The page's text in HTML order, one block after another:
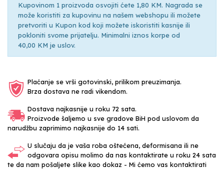
Kupovinom 1 proizvoda osvojiti ćete 1,80 KM. Nagrada se
može koristiti za kupovinu na našem webshopu ili možete
pretvoriti u Kupon kod koji možete iskoristiti kasnije ili
pokloniti svome prijatelju. Minimalni iznos korpe od
40,00 KM je uslov.
Plaćanje se vrši gotovinski, prilikom preuzimanja.
Brza dostava ne radi vikendom.
Dostava najkasnije u roku 72 sata.
Proizvode šaljemo u sve gradove BiH pod uslovom da
narudžbu zaprimimo najkasnije do 14 sati.
U slučaju da je vaša roba oštećena, deformisana ili ne
odgovara opisu molimo da nas kontaktirate u roku 24 sata
te da nam pošaljete slike kao dokaz - Mi ćemo vas kontaktirati